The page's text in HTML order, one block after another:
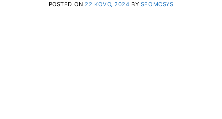
POSTED ON 22 KOVO, 2024 BY SFOMCSYS